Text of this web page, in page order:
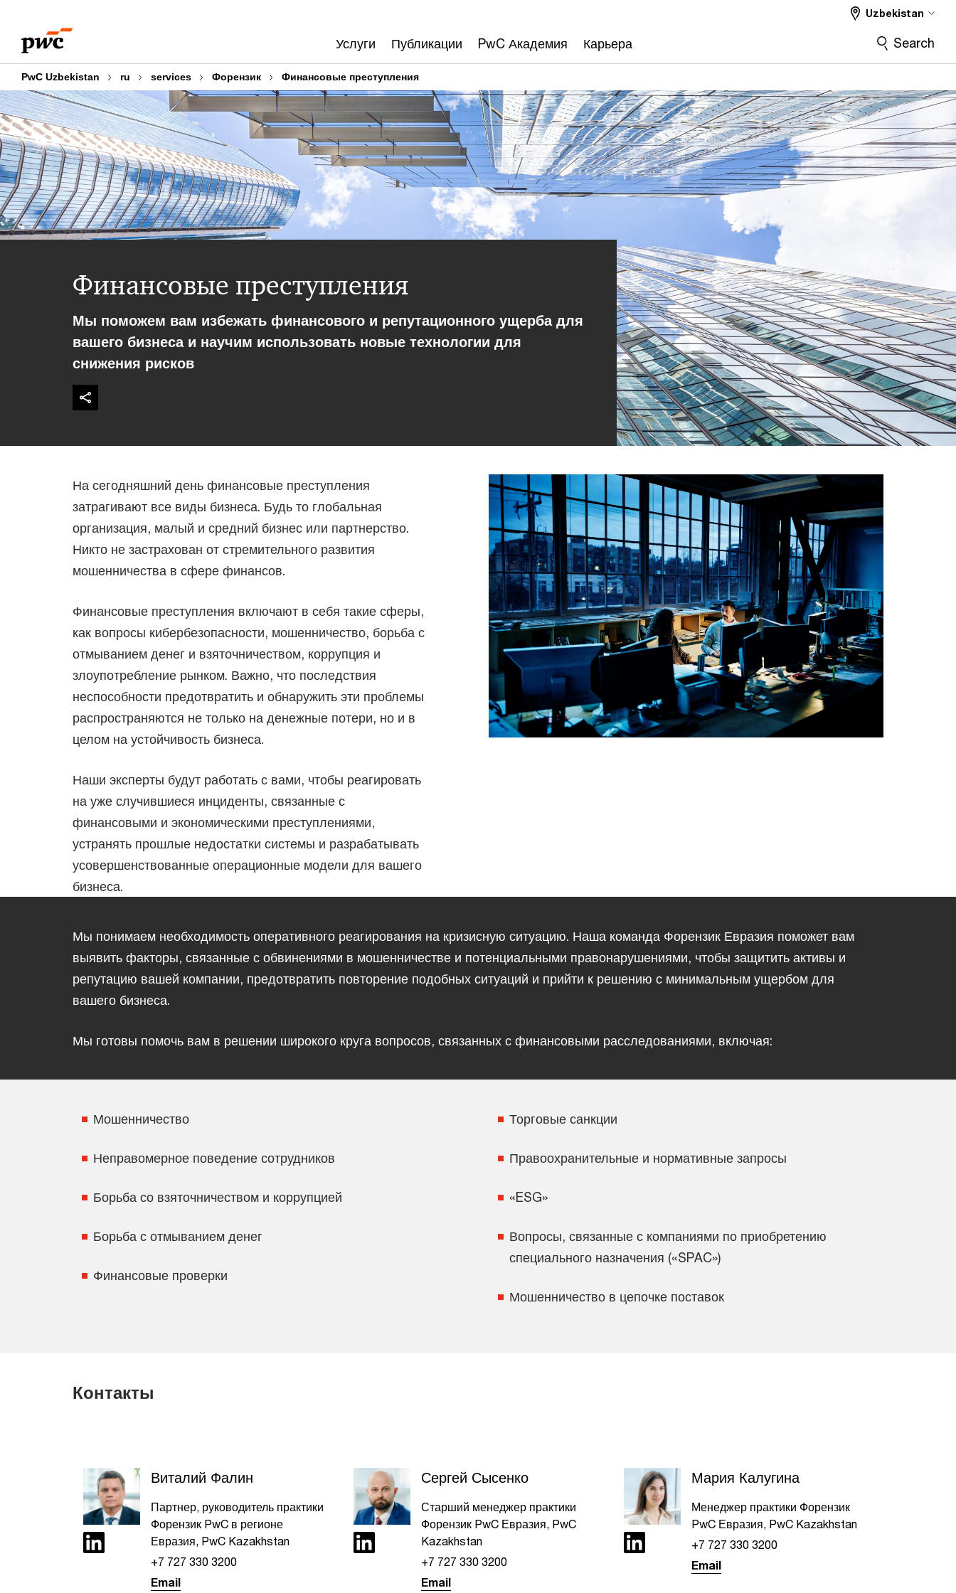
content
footer
Услуги Публикации PwC Академия Карьера
Uzbekistan
Search
PwC Uzbekistan ru services Форензик Финансовые преступления
Финансовые преступления
Мы поможем вам избежать финансового и репутационного ущерба для
вашего бизнеса и научим использовать новые технологии для
снижения рисков
На сегодняшний день финансовые преступления
затрагивают все виды бизнеса. Будь то глобальная
организация, малый и средний бизнес или партнерство.
Никто не застрахован от стремительного развития
мошенничества в сфере финансов.
Финансовые преступления включают в себя такие сферы,
как вопросы кибербезопасности, мошенничество, борьба с
отмыванием денег и взяточничеством, коррупция и
злоупотребление рынком. Важно, что последствия
неспособности предотвратить и обнаружить эти проблемы
распространяются не только на денежные потери, но и в
целом на устойчивость бизнеса.
Наши эксперты будут работать с вами, чтобы реагировать
на уже случившиеся инциденты, связанные с
финансовыми и экономическими преступлениями,
устранять прошлые недостатки системы и разрабатывать
усовершенствованные операционные модели для вашего
бизнеса.
Мы понимаем необходимость оперативного реагирования на кризисную ситуацию. Наша команда Форензик Евразия поможет вам
выявить факторы, связанные с обвинениями в мошенничестве и потенциальными правонарушениями, чтобы защитить активы и
репутацию вашей компании, предотвратить повторение подобных ситуаций и прийти к решению с минимальным ущербом для
вашего бизнеса.
Мы готовы помочь вам в решении широкого круга вопросов, связанных с финансовыми расследованиями, включая:
Мошенничество
Неправомерное поведение сотрудников
Борьба со взяточничеством и коррупцией
Борьба с отмыванием денег
Финансовые проверки
Торговые санкции
Правоохранительные и нормативные запросы
«ESG»
Вопросы, связанные с компаниями по приобретению
специального назначения («SPAC»)
Мошенничество в цепочке поставок
Контакты
Виталий Фалин
Партнер, руководитель практики
Форензик PwC в регионе
Евразия, PwC Kazakhstan
+7 727 330 3200
Email
Сергей Сысенко
Старший менеджер практики
Форензик PwC Евразия, PwC
Kazakhstan
+7 727 330 3200
Email
Мария Калугина
Менеджер практики Форензик
PwC Евразия, PwC Kazakhstan
+7 727 330 3200
Email